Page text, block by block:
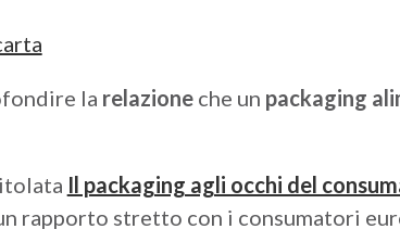
la relazione che un packaging
Il packaging agli occhi del
rapporto stretto con i consumatori